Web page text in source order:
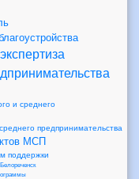
и среднего
предпринимательства
МСП
поддержки